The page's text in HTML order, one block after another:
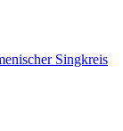
Singkreis